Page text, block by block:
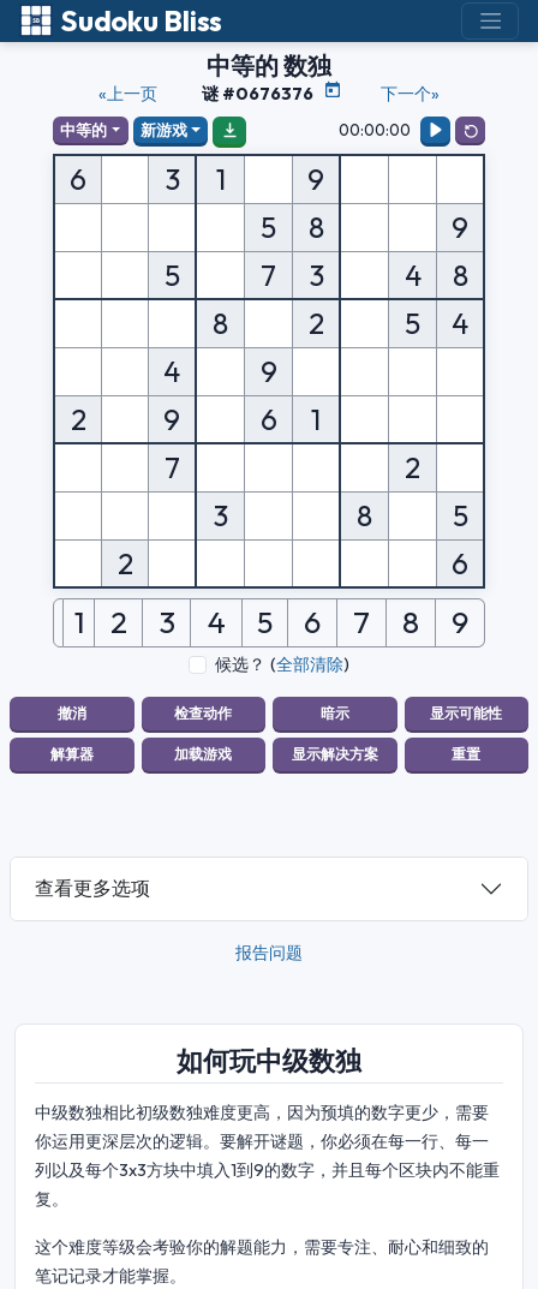
Sudoku Bliss
中等的 数独
«上一页 谜 #0676376 下一个»
中等的 新游戏 00:00:00
6 3 1
9
5
8
9
5
7 3 4
8
8
2 5
4
4
9
2
9 6
1
7
2
3
8
5
2
6
1 2 3 4 5 6 7 8 9
候选？ (全部清除)
查看更多选项
报告问题
如何玩中级数独
中级数独相比初级数独难度更高，因为预填的数字更少，需要
你运用更深层次的逻辑。要解开谜题，你必须在每一行、每一
列以及每个3x3方块中填入1到9的数字，并且每个区块内不能重
复。
这个难度等级会考验你的解题能力，需要专注、耐心和细致的
笔记记录才能掌握。